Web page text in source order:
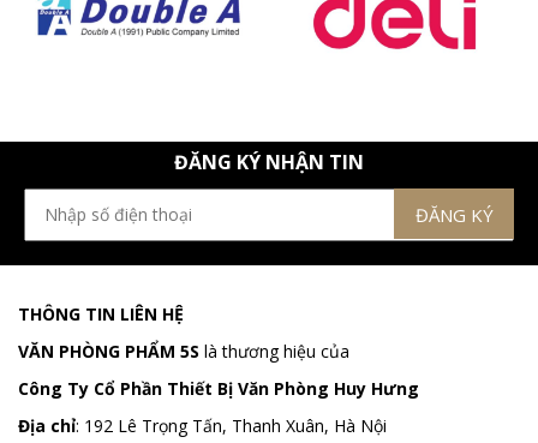
ĐĂNG KÝ NHẬN TIN
THÔNG TIN LIÊN HỆ
VĂN PHÒNG PHẨM 5S là thương hiệu của
Công Ty Cổ Phần Thiết Bị Văn Phòng Huy Hưng
Địa chỉ: 192 Lê Trọng Tấn, Thanh Xuân, Hà Nội